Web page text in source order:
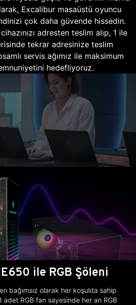
Excalibur masaüstü oyuncu
çok daha güvende hissedin.
adresten teslim alıp, 1 ile
tekrar adresinize teslim
servis ağımız ile maksimum
hedefliyoruz.
ile RGB Şöleni
bağımsız olarak her koşulda sahip
RGB fan sayesinde her an RGB